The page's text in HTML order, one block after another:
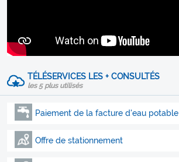
TÉLÉSERVICES LES + CONSULTÉS
les 5 plus utilisés
Paiement de la facture d'eau potable
Offre de stationnement